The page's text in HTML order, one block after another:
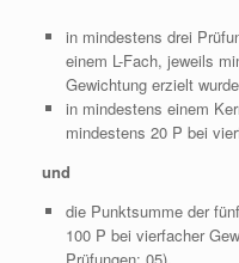
in mindestens drei
einem L-Fach, jeweils
Gewichtung erzielt
in mindestens einem
mindestens 20 P bei
und
die Punktsumme der
100 P bei vierfacher